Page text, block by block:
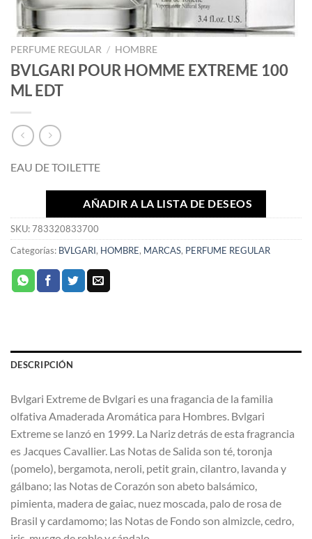
PERFUME REGULAR / HOMBRE
BVLGARI POUR HOMME EXTREME 100
ML EDT
EAU DE TOILETTE
AÑADIR A LA LISTA DE DESEOS
SKU:783320833700
Categorías: BVLGARI, HOMBRE, MARCAS, PERFUME REGULAR
DESCRIPCIÓN
Bvlgari Extreme de Bvlgari es una fragancia de la familia
olfativa Amaderada Aromática para Hombres. Bvlgari
Extreme se lanzó en 1999. La Nariz detrás de esta fragrancia
es Jacques Cavallier. Las Notas de Salida son té, toronja
(pomelo), bergamota, neroli, petit grain, cilantro, lavanda y
gálbano; las Notas de Corazón son abeto balsámico,
pimienta, madera de gaiac, nuez moscada, palo de rosa de
Brasil y cardamomo; las Notas de Fondo son almizcle, cedro,